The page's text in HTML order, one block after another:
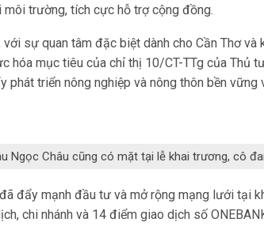
môi trường, tích cực hỗ trợ cộng đồng.
với sự quan tâm đặc biệt dành cho Cần Thơ
hóa mục tiêu của chỉ thị 10/CT-TTg của Thủ
phát triển nông nghiệp và nông thôn bền
Ngọc Châu cũng có mặt tại lễ khai trương, cô
đẩy mạnh đầu tư và mở rộng mạng lưới tại
chi nhánh và 14 điểm giao dịch số